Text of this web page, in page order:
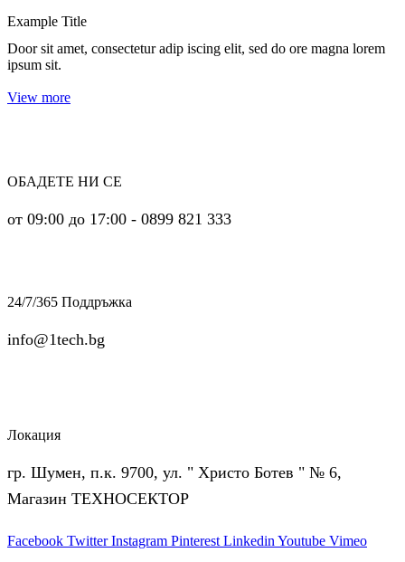
Example Title
Door sit amet, consectetur adip iscing elit, sed do ore magna lorem
ipsum sit.
View more
ОБАДЕТЕ НИ СЕ
от 09:00 до 17:00 - 0899 821 333
24/7/365 Поддръжка
info@1tech.bg
Локация
гр. Шумен, п.к. 9700, ул. " Христо Ботев " № 6,
Магазин ТЕХНОСЕКТОР
Facebook Twitter Instagram Pinterest Linkedin Youtube Vimeo